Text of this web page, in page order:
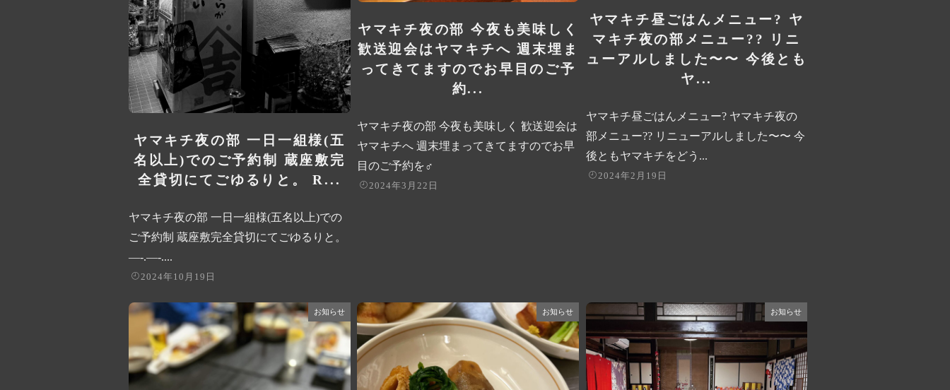
ヤマキチ夜の部 一日一組様(五
名以上)でのご予約制 蔵座敷完
全貸切にてごゆるりと。 R...
ヤマキチ夜の部 一日一組様(五名以上)での
ご予約制 蔵座敷完全貸切にてごゆるりと。
—-.—-....
2024年10月19日
ヤマキチ夜の部 今夜も美味しく
歓送迎会はヤマキチへ 週末埋ま
ってきてますのでお早目のご予
約...
ヤマキチ夜の部 今夜も美味しく 歓送迎会は
ヤマキチへ 週末埋まってきてますのでお早
目のご予約を‍♂️
2024年3月22日
ヤマキチ昼ごはんメニュー? ヤ
マキチ夜の部メニュー?? リニ
ューアルしました〜〜 今後とも
ヤ...
ヤマキチ昼ごはんメニュー? ヤマキチ夜の
部メニュー?? リニューアルしました〜〜 今
後ともヤマキチをどう...
2024年2月19日
お知らせ お知らせ お知らせ